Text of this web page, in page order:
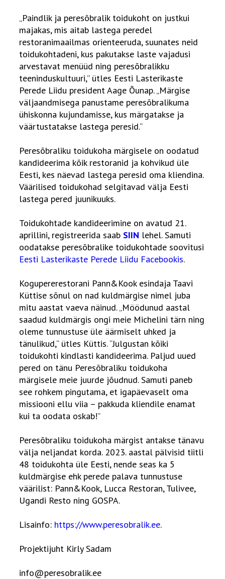
„Paindlik ja peresõbralik toidukoht on justkui
majakas, mis aitab lastega peredel
restoranimaailmas orienteeruda, suunates neid
toidukohtadeni, kus pakutakse laste vajadusi
arvestavat menüüd ning peresõbralikku
teeninduskultuuri,” ütles Eesti Lasterikaste
Perede Liidu president Aage Õunap. „Märgise
väljaandmisega panustame peresõbralikuma
ühiskonna kujundamisse, kus märgatakse ja
väärtustatakse lastega peresid.“
Peresõbraliku toidukoha märgisele on oodatud
kandideerima kõik restoranid ja kohvikud üle
Eesti, kes näevad lastega peresid oma kliendina.
Väärilised toidukohad selgitavad välja Eesti
lastega pered juunikuuks.
Toidukohtade kandideerimine on avatud 21.
aprillini, registreerida saab SIIN lehel. Samuti
oodatakse peresõbralike toidukohtade soovitusi
Eesti Lasterikaste Perede Liidu Facebookis.
Kogupererestorani Pann&Kook esindaja Taavi
Küttise sõnul on nad kuldmärgise nimel juba
mitu aastat vaeva näinud. „Möödunud aastal
saadud kuldmärgis ongi meie Michelini tärn ning
oleme tunnustuse üle äärmiselt uhked ja
tänulikud,“ ütles Küttis. “Julgustan kõiki
toidukohti kindlasti kandideerima. Paljud uued
pered on tänu Peresõbraliku toidukoha
märgisele meie juurde jõudnud. Samuti paneb
see rohkem pingutama, et igapäevaselt oma
missiooni ellu viia – pakkuda kliendile enamat
kui ta oodata oskab!”
Peresõbraliku toidukoha märgist antakse tänavu
välja neljandat korda. 2023. aastal pälvisid tiitli
48 toidukohta üle Eesti, nende seas ka 5
kuldmärgise ehk perede palava tunnustuse
väärilist: Pann&Kook, Lucca Restoran, Tulivee,
Ugandi Resto ning GOSPA.
Lisainfo: https://www.peresobralik.ee.
Projektijuht Kirly Sadam
info@peresobralik.ee